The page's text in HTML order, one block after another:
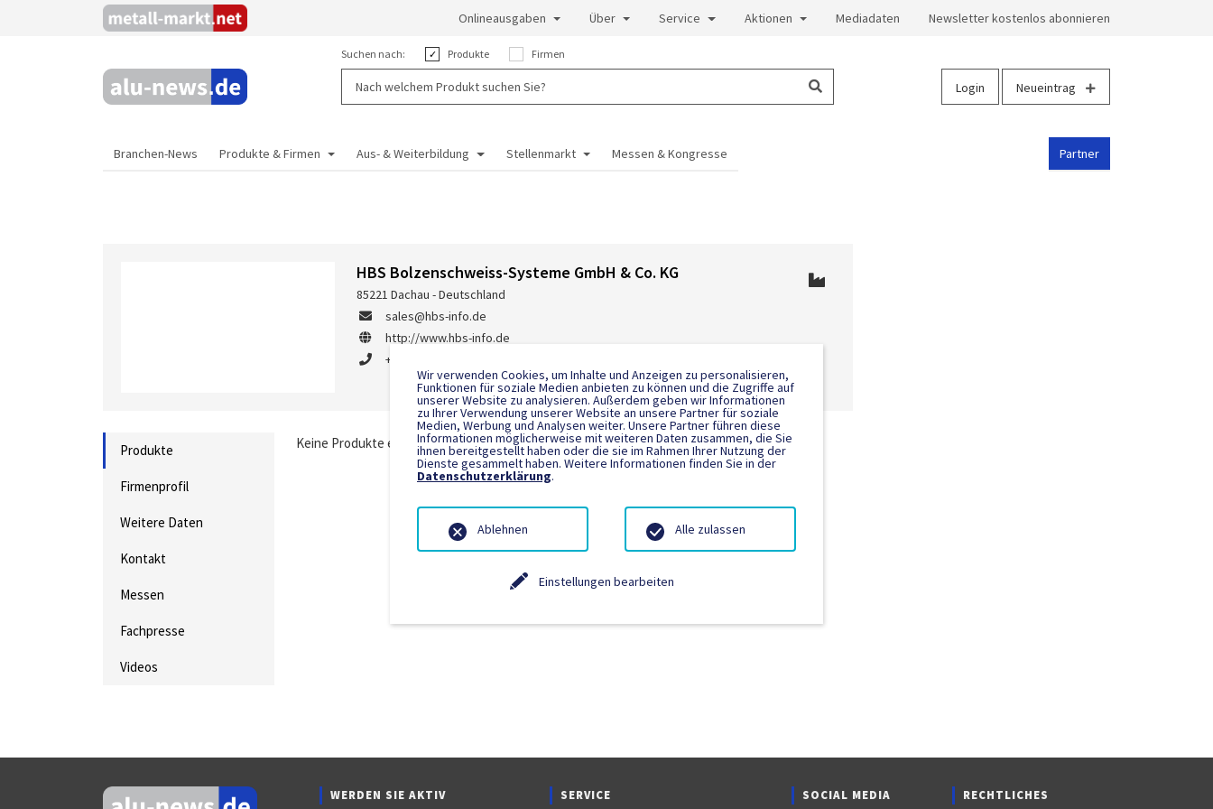
Onlineausgaben Über Service Aktionen Mediadaten Newsletter kostenlos abonnieren
Suchen nach: Produkte Firmen
Login Neueintrag
Branchen-News Produkte & Firmen Aus- & Weiterbildung Stellenmarkt Messen & Kongresse Partner
HBS Bolzenschweiss-Systeme GmbH & Co. KG
85221 Dachau - Deutschland
sales@hbs-info.de
http://www.hbs-info.de
+49 8131 511-0
Produkte
Firmenprofil
Weitere Daten
Kontakt
Messen
Fachpresse
Videos
Keine Produkte eingetragen.
WERDEN SIE AKTIV SERVICE SOCIAL MEDIA RECHTLICHES
Wir verwenden Cookies, um Inhalte und Anzeigen zu personalisieren,
Funktionen für soziale Medien anbieten zu können und die Zugriffe auf
unserer Website zu analysieren. Außerdem geben wir Informationen
zu Ihrer Verwendung unserer Website an unsere Partner für soziale
Medien, Werbung und Analysen weiter. Unsere Partner führen diese
Informationen möglicherweise mit weiteren Daten zusammen, die Sie
ihnen bereitgestellt haben oder die sie im Rahmen Ihrer Nutzung der
Dienste gesammelt haben. Weitere Informationen finden Sie in der
Datenschutzerklärung.
Einstellungen bearbeiten
Ablehnen Alle zulassen